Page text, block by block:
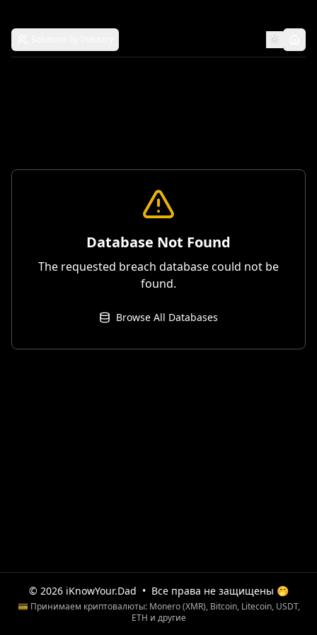
Database Not Found
The requested breach database could not be
found.
Browse All Databases
© 2026 iKnowYour.Dad • Все права не защищены 🤭
💳 Принимаем криптовалюты: Monero (XMR), Bitcoin, Litecoin, USDT,
ETH и другие